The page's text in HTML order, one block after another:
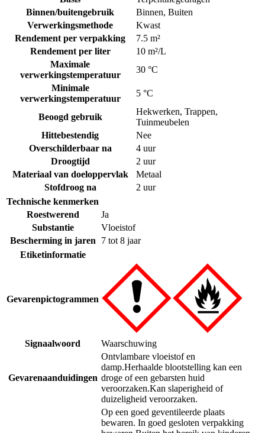
Binnen/buitengebruik
Binnen, Buiten
Verwerkingsmethode
Kwast
Rendement per verpakking
7.5 m²
Rendement per liter
10 m²/L
Maximale
verwerkingstemperatuur
30 °C
Minimale
verwerkingstemperatuur
5 °C
Beoogd gebruik
Hekwerken, Trappen,
Tuinmeubelen
Hittebestendig
Nee
Overschilderbaar na
4 uur
Droogtijd
2 uur
Materiaal van doeloppervlak
Metaal
Stofdroog na
2 uur
Technische kenmerken
Roestwerend
Ja
Substantie
Vloeistof
Bescherming in jaren
7 tot 8 jaar
Etiketinformatie
Gevarenpictogrammen
Signaalwoord Waarschuwing
Gevarenaanduidingen
Ontvlambare vloeistof en
damp.Herhaalde blootstelling kan een
droge of een gebarsten huid
veroorzaken.Kan slaperigheid of
duizeligheid veroorzaken.
Op een goed geventileerde plaats
bewaren. In goed gesloten verpakking